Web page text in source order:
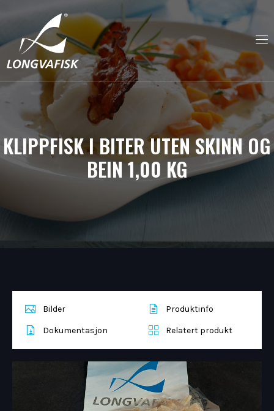
KLIPPFISK I BITER UTEN SKINN OG
BEIN 1,00 KG
Bilder Produktinfo
Dokumentasjon Relatert produkt